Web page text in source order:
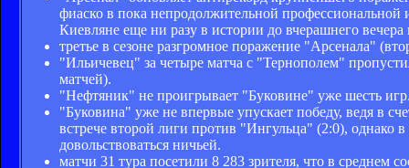
фиаско в пока непродолжительной
Киевляне еще ни разу в истории до вчерашнего вечера
третье в сезоне разгромное поражение "Арсенала"
"Ильичевец" за четыре матча с "Тернополем"
матчей).
"Нефтяник" не проигрывает "Буковине" уже шесть
"Буковина" уже не впервые упускает победу, ведя в
встрече второй лиги против "Ингульца" (2:0),
довольствоваться ничьей.
матчи 31 тура посетили 8 283 зрителя, что в среднем